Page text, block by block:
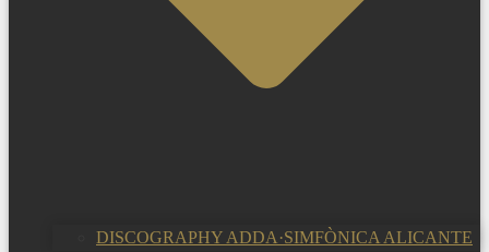
DISCOGRAPHY ADDA·SIMFÒNICA ALICANTE